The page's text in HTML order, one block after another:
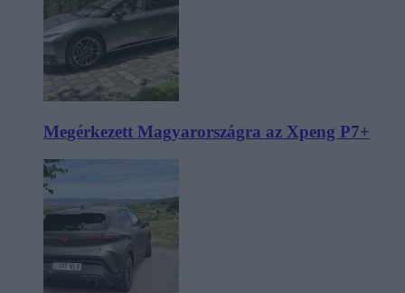
Megérkezett Magyarországra az Xpeng P7+